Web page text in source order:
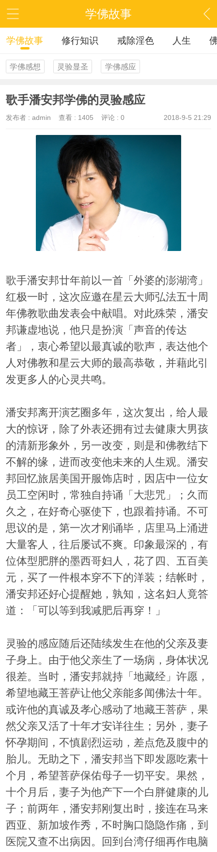
学佛故事
学佛故事 修行知识 戒除淫色 人生
学佛感想 灵验显圣 学佛感应
歌手潘安邦学佛的灵验感应
2018-9-5 21:29
发布者 : admin 查看 : 1405 评论 : 0
歌手潘安邦廿年前以一首「外婆的澎湖湾」
红极一时，这次应邀在星云大师弘法五十周
年佛教歌曲发表会中献唱。对此殊荣，潘安
邦谦虚地说，他只是扮演「声音的传达
者」，衷心希望以最真诚的歌声，表达他个
人对佛教和星云大师的最高恭敬，并藉此引
发更多人的心灵共鸣。
潘安邦离开演艺圈多年，这次复出，给人最
大的惊讶，除了外表还拥有过去健康大男孩
的清新形象外，另一改变，则是和佛教结下
不解的缘，进而改变他未来的人生观。潘安
邦回忆旅居美国开服饰店时，因店中一位女
员工空闲时，常独自持诵「大悲咒」；久而
久之，在好奇心驱使下，也跟着持诵。不可
思议的是，第一次才刚诵毕，店里马上涌进
大量客人，往后屡试不爽。印象最深的，有
位体型肥胖的墨西哥妇人，花了四、五百美
元，买了一件根本穿不下的洋装；结帐时，
潘安邦还好心提醒她，孰知，这名妇人竟答
道：「可以等到我减肥后再穿！」
灵验的感应随后还陆续发生在他的父亲及妻
子身上。由于他父亲生了一场病，身体状况
很差。当时，潘安邦就持「地藏经」许愿，
希望地藏王菩萨让他父亲能多闻佛法十年。
或许他的真诚及孝心感动了地藏王菩萨，果
然父亲又活了十年才安详往生；另外，妻子
怀孕期间，不慎剧烈运动，差点危及腹中的
胎儿。无助之下，潘安邦当下即发愿吃素十
个月，希望菩萨保佑母子一切平安。果然，
十个月后，妻子为他产下一个白胖健康的儿
子；前两年，潘安邦刚复出时，接连在马来
西亚、新加坡作秀，不时胸口隐隐作痛，到
医院又查不出病因。回到台湾仔细再作电脑